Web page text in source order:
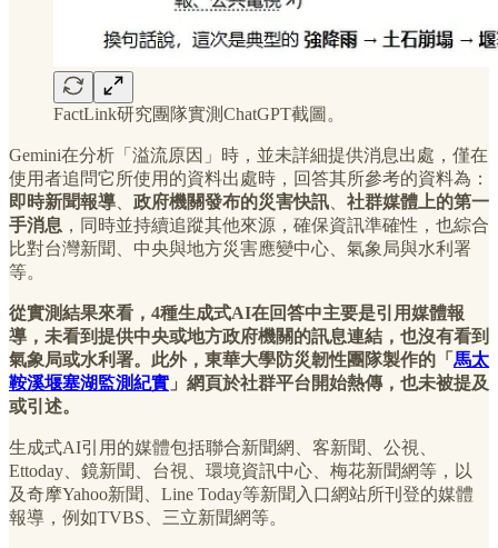
FactLink研究團隊實測ChatGPT截圖。
Gemini在分析「溢流原因」時，並未詳細提供消息出處，僅在
使用者追問它所使用的資料出處時，回答其所參考的資料為：
即時新聞報導、 政府機關發布的災害快訊、 社群媒體上的第一
手消息 ，同時並持續追蹤其他來源，確保資訊準確性，也綜合
比對台灣新聞、中央與地方災害應變中心、氣象局與水利署
等。
從實測結果來看，4種生成式AI在回答中主要是引用媒體報
導，未看到提供中央或地方政府機關的訊息連結，也沒有看到
氣象局或水利署。此外，東華大學防災韌性團隊製作的「 馬太
鞍溪堰塞湖監測紀實 」網頁於社群平台開始熱傳，也未被提及
或引述。
生成式AI引用的媒體包括聯合新聞網、客新聞、公視、
Ettoday、鏡新聞、台視、環境資訊中心、梅花新聞網等，以
及奇摩Yahoo新聞、Line Today等新聞入口網站所刊登的媒體
報導，例如TVBS、三立新聞網等。